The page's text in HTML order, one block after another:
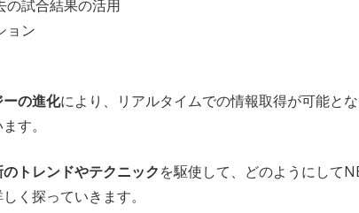
の試合結果の活用
ョン
の進化により、リアルタイムでの情報取得が可能と
す。
トレンドやテクニックを駆使して、どのようにして
く探っていきます。